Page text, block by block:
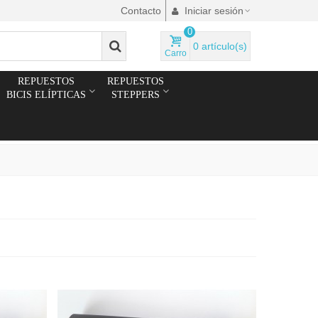
Contacto Iniciar sesión
Carro
0
0 artículo(s)
REPUESTOS
BICIS ELÍPTICAS
REPUESTOS
STEPPERS